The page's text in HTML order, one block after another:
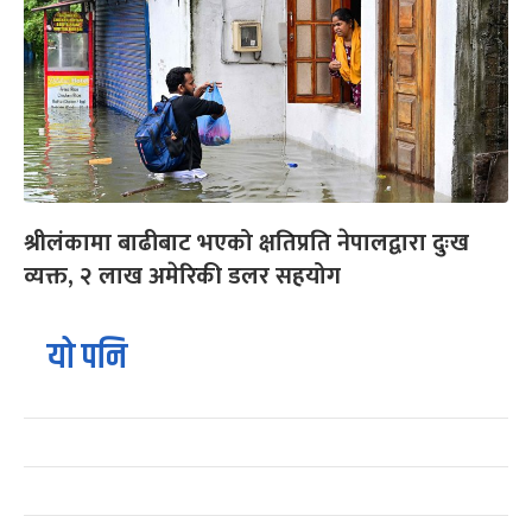
श्रीलंकामा बाढीबाट भएको क्षतिप्रति नेपालद्वारा दुःख
व्यक्त, २ लाख अमेरिकी डलर सहयोग
यो पनि